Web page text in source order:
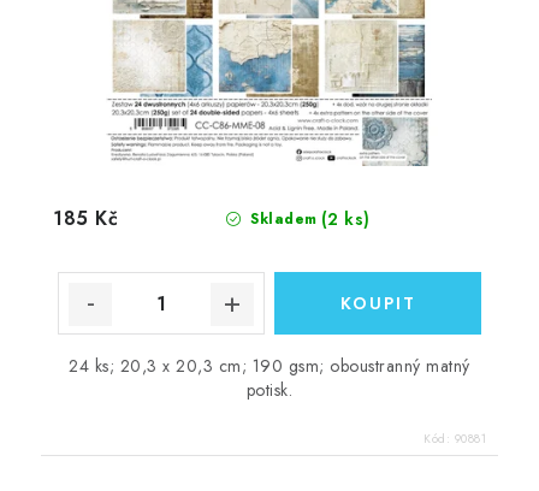
Skladem (2 ks)
185 Kč
24 ks; 20,3 x 20,3 cm; 190 gsm; oboustranný matný
potisk.
Kód: 90881